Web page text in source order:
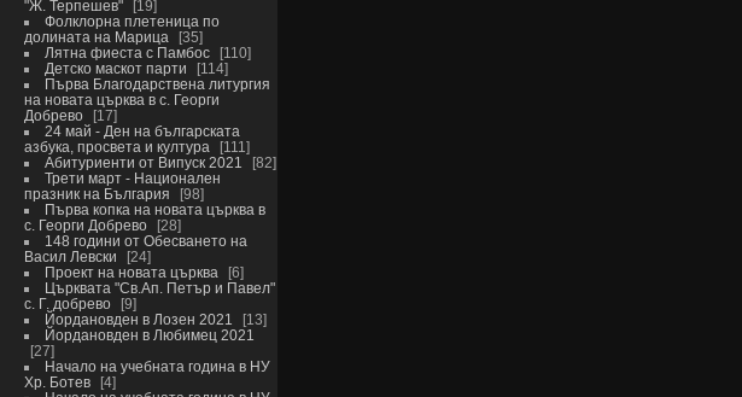
"Ж. Терпешев"
19
Фолклорна плетеница по
долината на Марица
35
Лятна фиеста с Памбос
110
Детско маскот парти
114
Първа Благодарствена литургия
на новата църква в с. Георги
Добрево
17
24 май - Ден на българската
азбука, просвета и култура
111
Абитуриенти от Випуск 2021
82
Трети март - Национален
празник на България
98
Първа копка на новата църква в
с. Георги Добрево
28
148 години от Обесването на
Васил Левски
24
Проект на новата църква
6
Църквата "Св.Ап. Петър и Павел"
с. Г. добрево
9
Йордановден в Лозен 2021
13
Йордановден в Любимец 2021
27
Начало на учебната година в НУ
Хр. Ботев
4